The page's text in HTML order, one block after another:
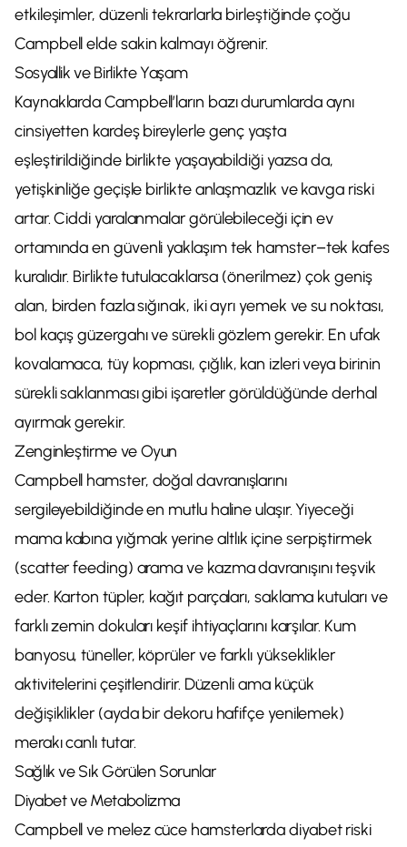
etkileşimler, düzenli tekrarlarla birleştiğinde çoğu
Campbell elde sakin kalmayı öğrenir.
Sosyallik ve Birlikte Yaşam
Kaynaklarda Campbell’ların bazı durumlarda aynı
cinsiyetten kardeş bireylerle genç yaşta
eşleştirildiğinde birlikte yaşayabildiği yazsa da,
yetişkinliğe geçişle birlikte anlaşmazlık ve kavga riski
artar. Ciddi yaralanmalar görülebileceği için ev
ortamında en güvenli yaklaşım tek hamster–tek kafes
kuralıdır. Birlikte tutulacaklarsa (önerilmez) çok geniş
alan, birden fazla sığınak, iki ayrı yemek ve su noktası,
bol kaçış güzergahı ve sürekli gözlem gerekir. En ufak
kovalamaca, tüy kopması, çığlık, kan izleri veya birinin
sürekli saklanması gibi işaretler görüldüğünde derhal
ayırmak gerekir.
Zenginleştirme ve Oyun
Campbell hamster, doğal davranışlarını
sergileyebildiğinde en mutlu haline ulaşır. Yiyeceği
mama kabına yığmak yerine altlık içine serpiştirmek
(scatter feeding) arama ve kazma davranışını teşvik
eder. Karton tüpler, kağıt parçaları, saklama kutuları ve
farklı zemin dokuları keşif ihtiyaçlarını karşılar. Kum
banyosu, tüneller, köprüler ve farklı yükseklikler
aktivitelerini çeşitlendirir. Düzenli ama küçük
değişiklikler (ayda bir dekoru hafifçe yenilemek)
merakı canlı tutar.
Sağlık ve Sık Görülen Sorunlar
Diyabet ve Metabolizma
Campbell ve melez cüce hamsterlarda diyabet riski